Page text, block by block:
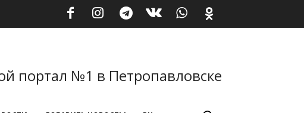
портал №1 в Петропавловске